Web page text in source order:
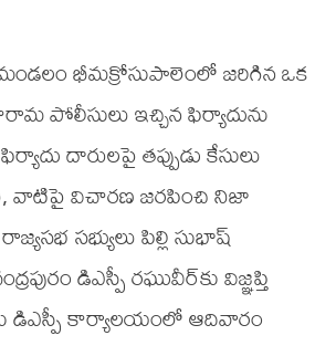
భీమక్రోసుపాలెంలో జరిగిన ఒక
పోలీసులు ఇచ్చిన ఫిర్యాదును
దారులపై తప్పుడు కేసులు
వాటిపై విచారణ జరపించి నిజా
సభ్యులు పిల్లి సుభాష్‌
డిఎస్పీ రఘువీర్‌కు విజ్ఞప్తి
డిఎస్పీ కార్యాలయంలో ఆదివారం